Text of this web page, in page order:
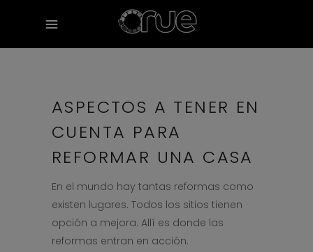
ASPECTOS A TENER EN
CUENTA PARA
REFORMAR UNA CASA
En el mundo hay tantas reformas como
existen lugares. Todos los sitios tienen
opción a mejora. Allí es donde las
reformas entran en acción.